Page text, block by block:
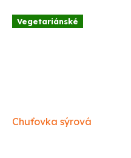
Vegetariánské
Chuťovka sýrová